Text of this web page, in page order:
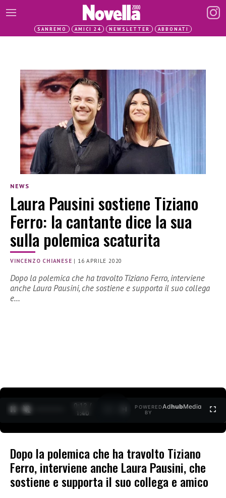
SANREMO AMICI 24 NEWSLETTER ABBONATI
NEWS
Laura Pausini sostiene Tiziano
Ferro: la cantante dice la sua
sulla polemica scaturita
VINCENZO CHIANESE | 16 APRILE 2020
Dopo la polemica che ha travolto Tiziano Ferro, interviene
anche Laura Pausini, che sostiene e supporta il suo collega
e…
0:12 /
1:40
POWERED
BY
AdhubMedia
Dopo la polemica che ha travolto Tiziano
Ferro, interviene anche Laura Pausini, che
sostiene e supporta il suo collega e amico